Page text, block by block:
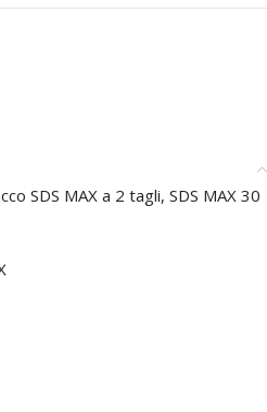
SDS MAX a 2 tagli, SDS MAX 30